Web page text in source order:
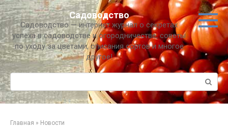
Перейти
к
контенту
Садоводство
Садоводство — интернет журнал о секретах
успеха в садоводстве и огородничестве, советы
по уходу за цветами, описания сортов и многое
другое!
Поиск:
Главная » Новости